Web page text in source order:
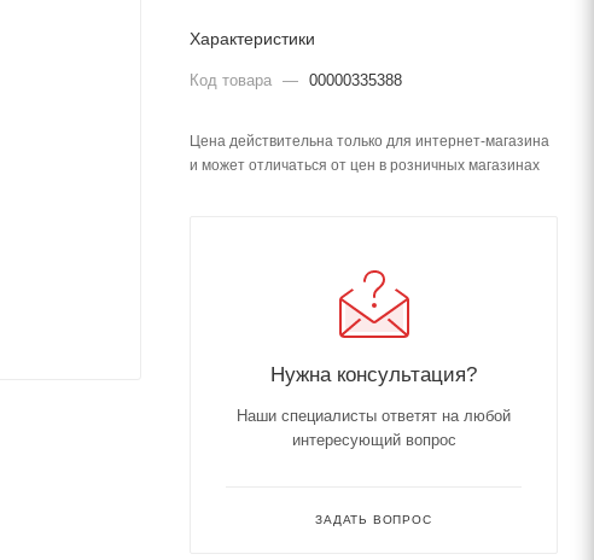
Характеристики
Код товара — 00000335388
Цена действительна только для интернет-магазина
и может отличаться от цен в розничных магазинах
Нужна консультация?
Наши специалисты ответят на любой
интересующий вопрос
ЗАДАТЬ ВОПРОС